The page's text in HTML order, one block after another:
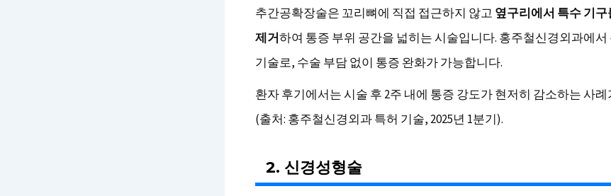
추간공확장술은 꼬리뼈에 직접 접근하지 않고 옆구리에서 특수 기
제거하여 통증 부위 공간을 넓히는 시술입니다. 홍주철신경외과에서
기술로, 수술 부담 없이 통증 완화가 가능합니다.
환자 후기에서는 시술 후 2주 내에 통증 강도가 현저히 감소하는 사
(출처: 홍주철신경외과 특허 기술, 2025년 1분기).
2. 신경성형술